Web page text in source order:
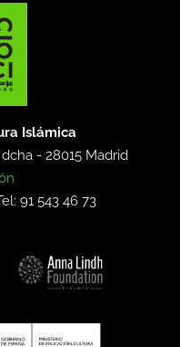
Islámica
dcha -28015 Madrid
91 543 46 73